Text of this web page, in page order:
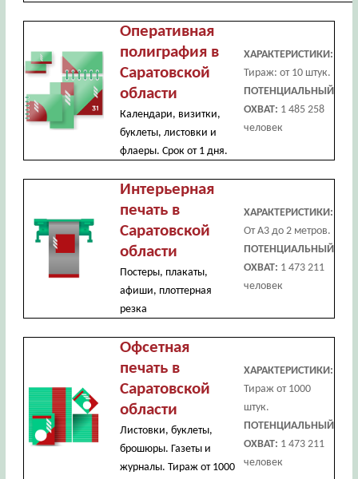
Оперативная
полиграфия в
Саратовской
области
Календари, визитки,
буклеты, листовки и
флаеры. Срок от 1 дня.
ХАРАКТЕРИСТИКИ:
Тираж: от 10 штук.
ПОТЕНЦИАЛЬНЫЙ
ОХВАТ: 1 485 258
человек
Интерьерная
печать в
Саратовской
области
Постеры, плакаты,
афиши, плоттерная
резка
ХАРАКТЕРИСТИКИ:
От А3 до 2 метров.
ПОТЕНЦИАЛЬНЫЙ
ОХВАТ: 1 473 211
человек
Офсетная
печать в
Саратовской
области
Листовки, буклеты,
брошюры. Газеты и
журналы. Тираж от 1000
ХАРАКТЕРИСТИКИ:
Тираж от 1000
штук.
ПОТЕНЦИАЛЬНЫЙ
ОХВАТ: 1 473 211
человек